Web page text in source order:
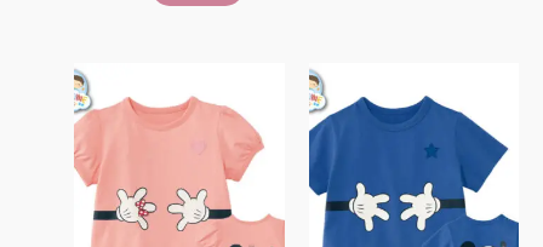
品
有
種
品
有
多
種